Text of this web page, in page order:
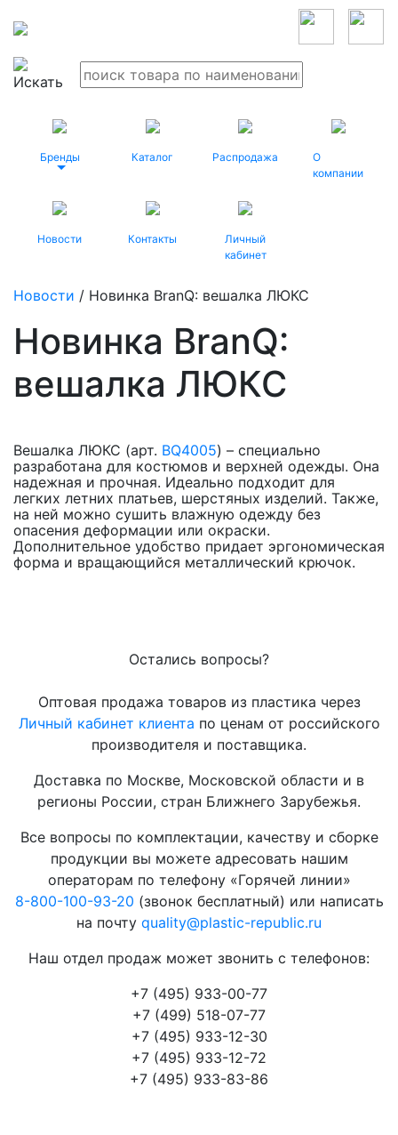
Бренды Каталог Распродажа
О
компании
Новости Контакты
Личный
кабинет
Новости / Новинка BranQ: вешалка ЛЮКС
Новинка BranQ:
вешалка ЛЮКС
Вешалка ЛЮКС (арт. BQ4005) – специально
разработана для костюмов и верхней одежды. Она
надежная и прочная. Идеально подходит для
легких летних платьев, шерстяных изделий. Также,
на ней можно сушить влажную одежду без
опасения деформации или окраски.
Дополнительное удобство придает эргономическая
форма и вращающийся металлический крючок.
Остались вопросы?
Оптовая продажа товаров из пластика через
Личный кабинет клиента по ценам от российского
производителя и поставщика.
Доставка по Москве, Московской области и в
регионы России, стран Ближнего Зарубежья.
Все вопросы по комплектации, качеству и сборке
продукции вы можете адресовать нашим
операторам по телефону «Горячей линии»
8-800-100-93-20 (звонок бесплатный) или написать
на почту quality@plastic-republic.ru
Наш отдел продаж может звонить с телефонов:
+7 (495) 933-00-77
+7 (499) 518-07-77
+7 (495) 933-12-30
+7 (495) 933-12-72
+7 (495) 933-83-86